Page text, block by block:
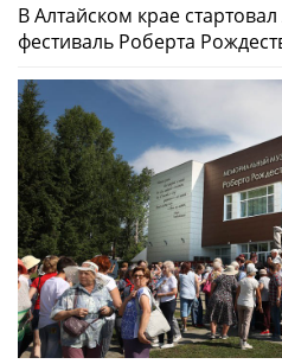
В Алтайском крае
фестиваль Роберта